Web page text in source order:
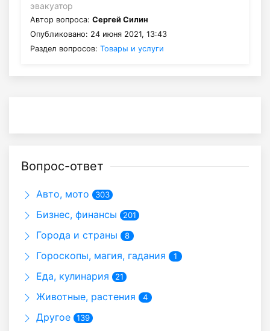
эвакуатор
Автор вопроса: Сергей Силин
Опубликовано: 24 июня 2021, 13:43
Раздел вопросов: Товары и услуги
Вопрос-ответ
Авто, мото 303
Бизнес, финансы 201
Города и страны 8
Гороскопы, магия, гадания 1
Еда, кулинария 21
Животные, растения 4
Другое 139